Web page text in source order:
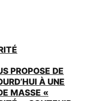
PROPOSE DE
À UNE
MASSE «